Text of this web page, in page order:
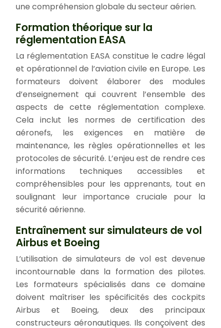
une compréhension globale du secteur aérien.
Formation théorique sur la
réglementation EASA
La réglementation EASA constitue le cadre légal
et opérationnel de l’aviation civile en Europe. Les
formateurs doivent élaborer des modules
d’enseignement qui couvrent l’ensemble des
aspects de cette réglementation complexe.
Cela inclut les normes de certification des
aéronefs, les exigences en matière de
maintenance, les règles opérationnelles et les
protocoles de sécurité. L’enjeu est de rendre ces
informations techniques accessibles et
compréhensibles pour les apprenants, tout en
soulignant leur importance cruciale pour la
sécurité aérienne.
Entraînement sur simulateurs de vol
Airbus et Boeing
L’utilisation de simulateurs de vol est devenue
incontournable dans la formation des pilotes.
Les formateurs spécialisés dans ce domaine
doivent maîtriser les spécificités des cockpits
Airbus et Boeing, deux des principaux
constructeurs aéronautiques. Ils conçoivent des